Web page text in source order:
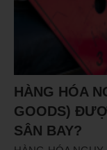
HÀNG HÓA
GOODS)
SÂN BAY?